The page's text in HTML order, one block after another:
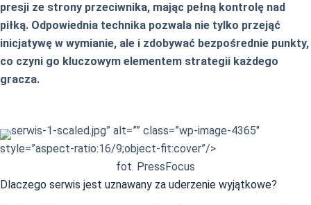
presji ze strony przeciwnika, mając pełną kontrolę nad
piłką. Odpowiednia technika pozwala nie tylko przejąć
inicjatywę w wymianie, ale i zdobywać bezpośrednie punkty,
co czyni go kluczowym elementem strategii każdego
gracza.
serwis-1-scaled.jpg” alt=”” class=”wp-image-4365″
style=”aspect-ratio:16/9;object-fit:cover”/>
fot. PressFocus
Dlaczego serwis jest uznawany za uderzenie wyjątkowe?